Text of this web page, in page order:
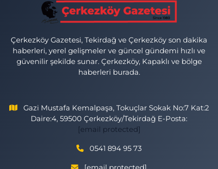
Çerkezköy Gazetesi, Tekirdağ ve Çerkezköy son dakika
haberleri, yerel gelişmeler ve güncel gündemi hızlı ve
güvenilir şekilde sunar. Çerkezköy, Kapaklı ve bölge
haberleri burada.
Gazi Mustafa Kemalpaşa, Tokuçlar Sokak No:7 Kat:2
Daire:4, 59500 Çerkezköy/Tekirdağ E-Posta:
[email protected]
0541 894 95 73